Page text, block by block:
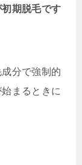
期脱毛です
分で強制的
まるときに